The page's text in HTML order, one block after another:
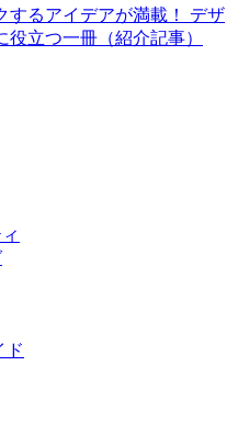
するアイデアが満載！ デザ
立つ一冊（紹介記事）
ド